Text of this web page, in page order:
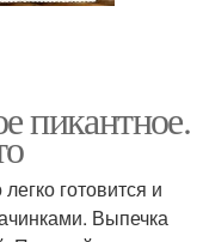
пикантное.
готовится и
Выпечка